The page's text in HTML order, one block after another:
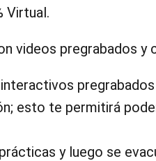
Virtual.
videos pregrabados
esto te permitirá
y luego se